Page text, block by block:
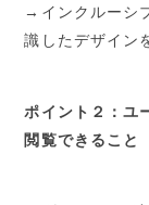
→インクルーシ
識したデザイン
ポイント２：ユ
閲覧できること